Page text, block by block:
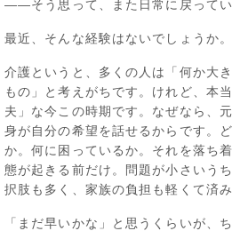
――そう思って、また日常に戻ってい
最近、そんな経験はないでしょうか。
介護というと、多くの人は「何か大
もの」と考えがちです。けれど、本
夫」な今この時期です。なぜなら、
身が自分の希望を話せるからです。
か。何に困っているか。それを落ち
態が起きる前だけ。問題が小さいう
択肢も多く、家族の負担も軽くて済み
「まだ早いかな」と思うくらいが、